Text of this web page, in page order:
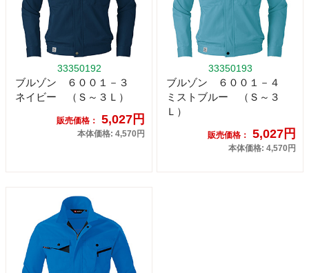
33350192
ブルゾン ６００１－３
ネイビー （Ｓ～３Ｌ）
販売価格： 5,027円
本体価格: 4,570円
33350193
ブルゾン ６００１－４
ミストブルー （Ｓ～３
Ｌ）
販売価格： 5,027円
本体価格: 4,570円